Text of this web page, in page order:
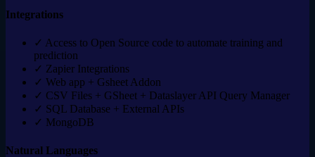
Integrations
✓ Access to Open Source code to automate training and
prediction
✓ Zapier Integrations
✓ Web app + Gsheet Addon
✓ CSV Files + GSheet + Dataslayer API Query Manager
✓ SQL Database + External APIs
✓ MongoDB
Natural Languages